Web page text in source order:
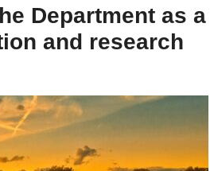
Department as a
and research